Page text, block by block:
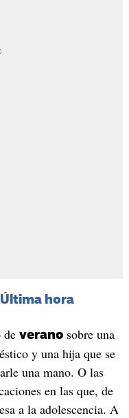
Última hora
de verano sobre una
y una hija que se
una mano. O las
en las que, de
a la adolescencia. A